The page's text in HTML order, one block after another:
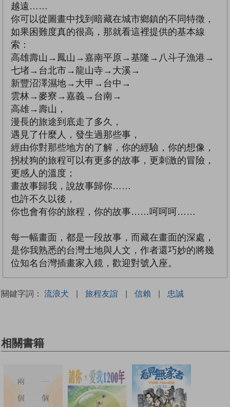
越遠……
你可以從圖畫中找到暗藏在城市鄉鎮的不同特徵，
如果困難度真的很高，那就看這裡提供的基本線
索：
高雄壽山→鳳山→嘉南平原→基隆→八斗子漁港→
七堵→台北市→龍山寺→大溪→
新豐沼澤濕地→大甲→台中→
雲林→麥寮→嘉義→台南→
高雄→壽山，
漫長的旅途到底走了多久，
遇見了什麼人，發生過那些事，
經由你對那些地方的了解，你的經驗，你的想像，
拐杖狗的旅程可以有更多的故事，更刺激的冒險，
更感人的溫度；
畫故事歸我，說故事歸你……
也許不久以後，
你也會有你的旅程，你的故事……呵呵呵……
每一幅畫面，都是一段故事，而藏在畫面的深處，
是你我熟悉的台灣土地與人文，作者還巧妙的將幾
位知名台灣插畫家入鏡，歡迎對號入座。
關鍵字詞： 流浪犬 | 旅程友誼 | 信賴 | 忠誠
相關書籍